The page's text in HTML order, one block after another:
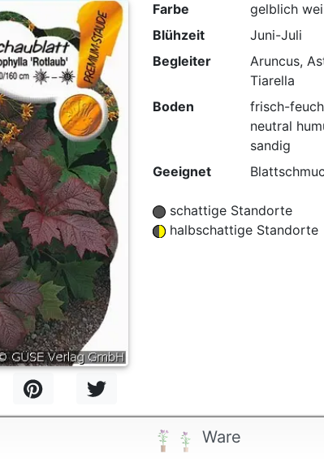
Farbe
gelblich
Blühzeit
Juni-Juli
Begleiter
Aruncus,
Tiarella
Boden
frisch-
neutral
sandig
Geeignet
schattige Standorte
halbschattige Standorte
Ware